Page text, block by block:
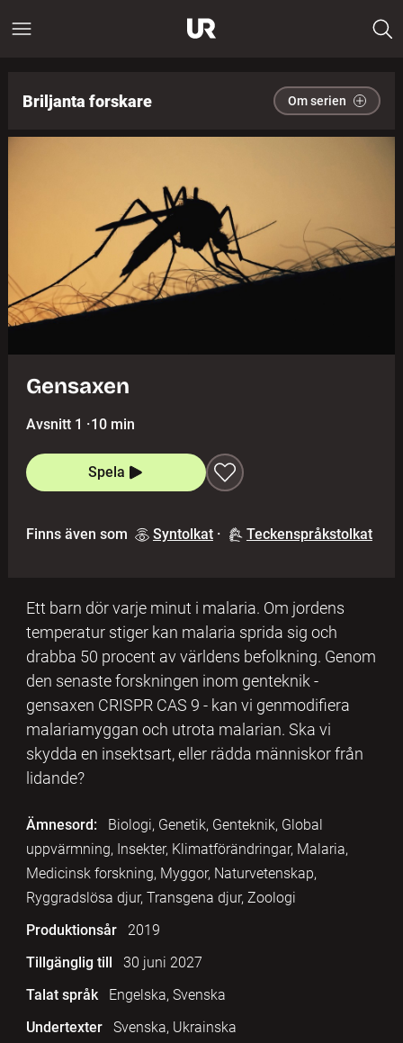
Briljanta forskare Om serien
Gensaxen
Avsnitt 1 ·10 min
Spela
Finns även som Syntolkat · Teckenspråkstolkat
Ett barn dör varje minut i malaria. Om jordens
temperatur stiger kan malaria sprida sig och
drabba 50 procent av världens befolkning. Genom
den senaste forskningen inom genteknik -
gensaxen CRISPR CAS 9 - kan vi genmodifiera
malariamyggan och utrota malarian. Ska vi
skydda en insektsart, eller rädda människor från
lidande?
Ämnesord:
Biologi, Genetik, Genteknik, Global
uppvärmning, Insekter, Klimatförändringar, Malaria,
Medicinsk forskning, Myggor, Naturvetenskap,
Ryggradslösa djur, Transgena djur, Zoologi
Produktionsår
2019
Tillgänglig till
30 juni 2027
Talat språk
Engelska, Svenska
Undertexter
Svenska, Ukrainska